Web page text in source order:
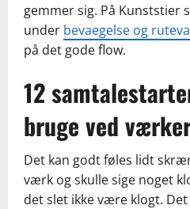
gemmer sig. På Kunststier
under bevaegelse og
på det gode flow.
12
bruge ved
Det kan godt føles lidt
værk og skulle sige noget
det slet ikke være klogt.